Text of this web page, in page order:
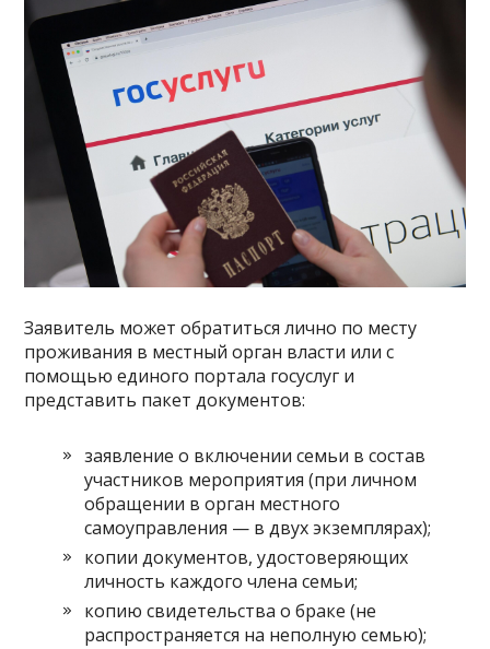
Заявитель может обратиться лично по месту
проживания в местный орган власти или с
помощью единого портала госуслуг и
представить пакет документов:
заявление о включении семьи в состав
участников мероприятия (при личном
обращении в орган местного
самоуправления — в двух экземплярах);
копии документов, удостоверяющих
личность каждого члена семьи;
копию свидетельства о браке (не
распространяется на неполную семью);